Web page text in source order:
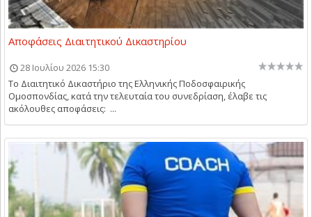
Αποφάσεις Διαιτητικού Δικαστηρίου
28 Ιουλίου 2026 15:30
Το Διαιτητικό Δικαστήριο της Ελληνικής Ποδοσφαιρικής
Ομοσπονδίας, κατά την τελευταία του συνεδρίαση, έλαβε τις
ακόλουθες αποφάσεις: ...